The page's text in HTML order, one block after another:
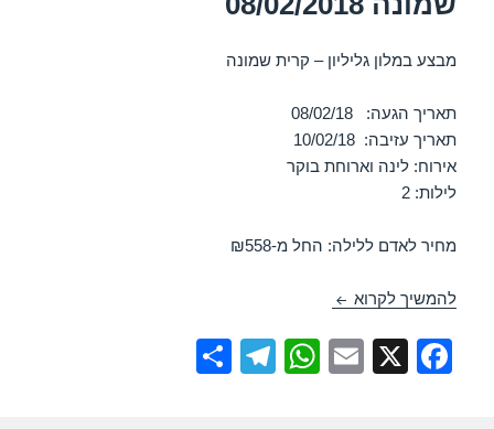
מבצע במלון גליליון – קרית שמונה
תאריך הגעה: 08/02/18
תאריך עזיבה: 10/02/18
אירוח: לינה וארוחת בוקר
לילות: 2
מחיר לאדם ללילה: החל מ-₪558
להמשיך לקרוא חופשה במלון גליליון – קרית שמונה 08/02/2018
F
X
E
W
T